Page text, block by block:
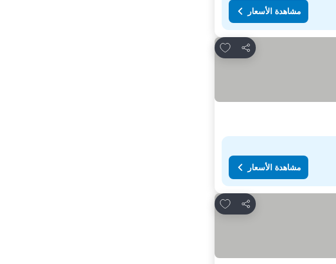
مشاهدة الأسعار
مشاركة
Add to favorites
مشاهدة الأسعار
مشاركة
Add to favorites